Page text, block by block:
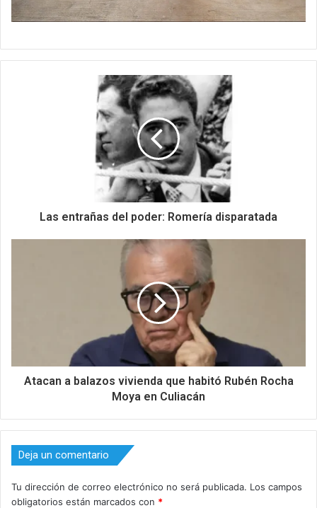
Las entrañas del poder: Romería disparatada
Atacan a balazos vivienda que habitó Rubén Rocha
Moya en Culiacán
Deja un comentario
Tu dirección de correo electrónico no será publicada. Los campos
obligatorios están marcados con *